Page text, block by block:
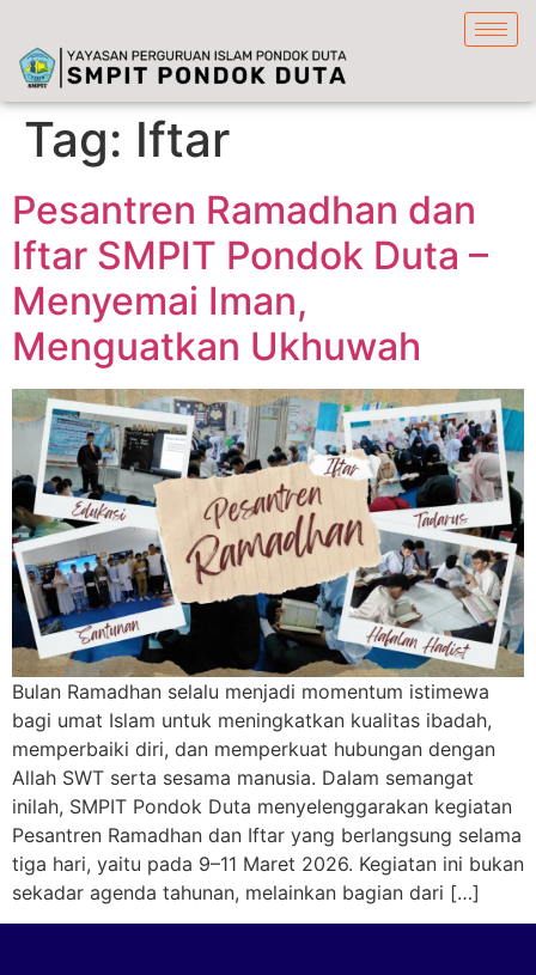
Tag: Iftar
Pesantren Ramadhan dan
Iftar SMPIT Pondok Duta –
Menyemai Iman,
Menguatkan Ukhuwah
Bulan Ramadhan selalu menjadi momentum istimewa
bagi umat Islam untuk meningkatkan kualitas ibadah,
memperbaiki diri, dan memperkuat hubungan dengan
Allah SWT serta sesama manusia. Dalam semangat
inilah, SMPIT Pondok Duta menyelenggarakan kegiatan
Pesantren Ramadhan dan Iftar yang berlangsung selama
tiga hari, yaitu pada 9–11 Maret 2026. Kegiatan ini bukan
sekadar agenda tahunan, melainkan bagian dari […]